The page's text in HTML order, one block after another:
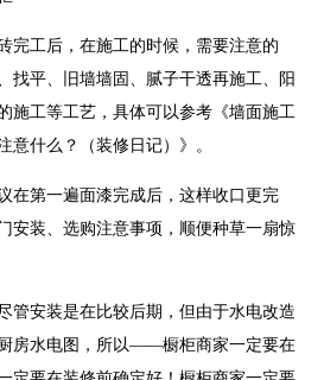
完工后，在施工的时候，需要注意的
找平、旧墙墙固、腻子干透再施工、阳
施工等工艺，具体可以参考《墙面施工
意什么？（装修日记）》。
在第一遍面漆完成后，这样收口更完
安装、选购注意事项，顺便种草一扇惊
管安装是在比较后期，但由于水电改造
房水电图，所以——橱柜商家一定要在